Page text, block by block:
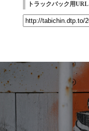
トラックバック用URL